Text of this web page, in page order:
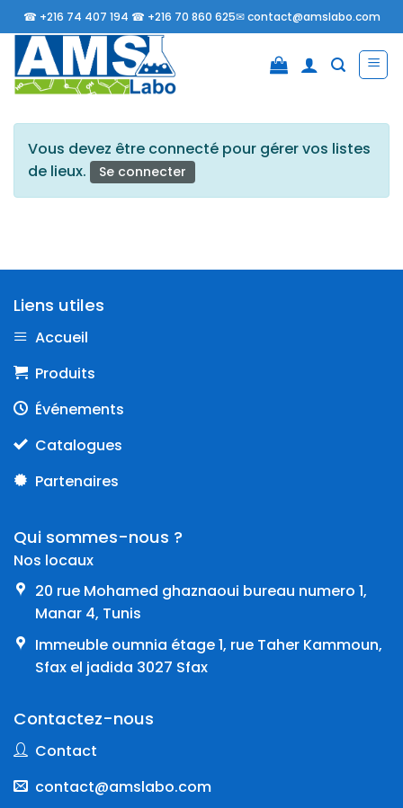
Passer
au
contenu
☎ +216 74 407 194 ☎ +216 70 860 625✉contact@amslabo.com
Vous devez être connecté pour gérer vos listes
de lieux.
Se connecter
Liens utiles
Accueil
Produits
Événements
Catalogues
Partenaires
Qui sommes-nous ?
Nos locaux
20 rue Mohamed ghaznaoui bureau numero 1,
Manar 4, Tunis
Immeuble oumnia étage 1, rue Taher Kammoun,
Sfax el jadida 3027 Sfax
Contactez-nous
Contact
contact@amslabo.com